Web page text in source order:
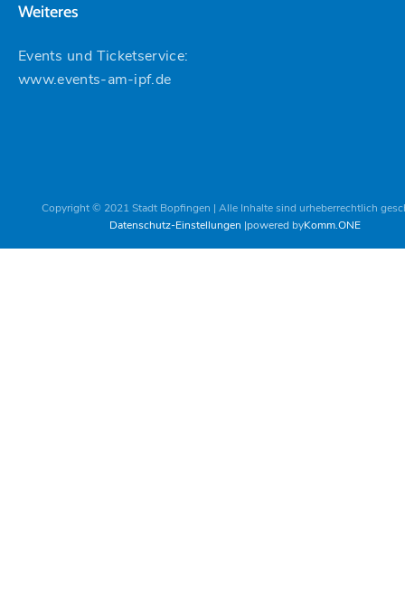
Weiteres
Events und Ticketservice:
www.events-am-ipf.de
Copyright © 2021 Stadt Bopfingen | Alle Inhalte sind urheberrechtlich
Datenschutz-Einstellungen powered byKomm.ONE